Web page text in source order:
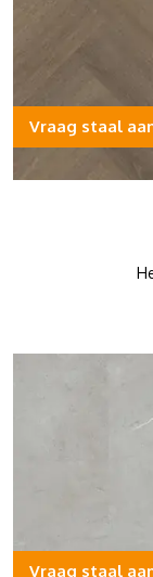
Vraag staal
Vraag staal